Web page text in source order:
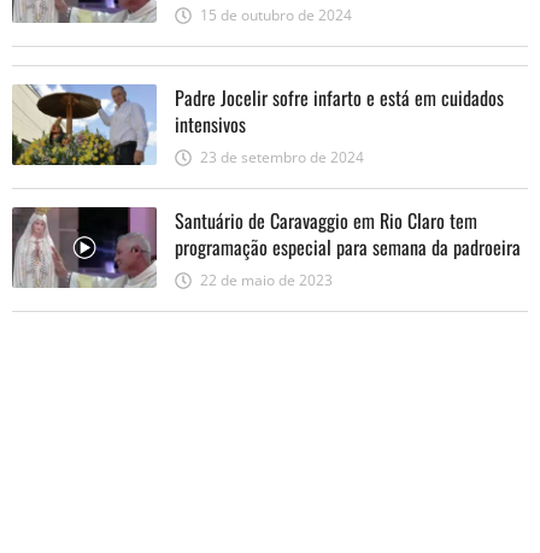
15 de outubro de 2024
Padre Jocelir sofre infarto e está em cuidados
intensivos
23 de setembro de 2024
Santuário de Caravaggio em Rio Claro tem
programação especial para semana da padroeira
22 de maio de 2023